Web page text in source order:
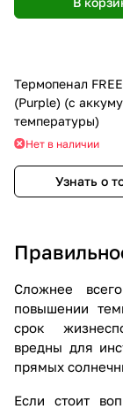
Термопенал
(Purple) (с
температуры)
Нет в наличии
Узнать о
Сложнее
повышении
срок
вредны для
прямых
Если стоит